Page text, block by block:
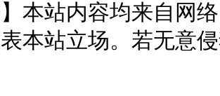
】本站内容均来自网
本站立场。若无意